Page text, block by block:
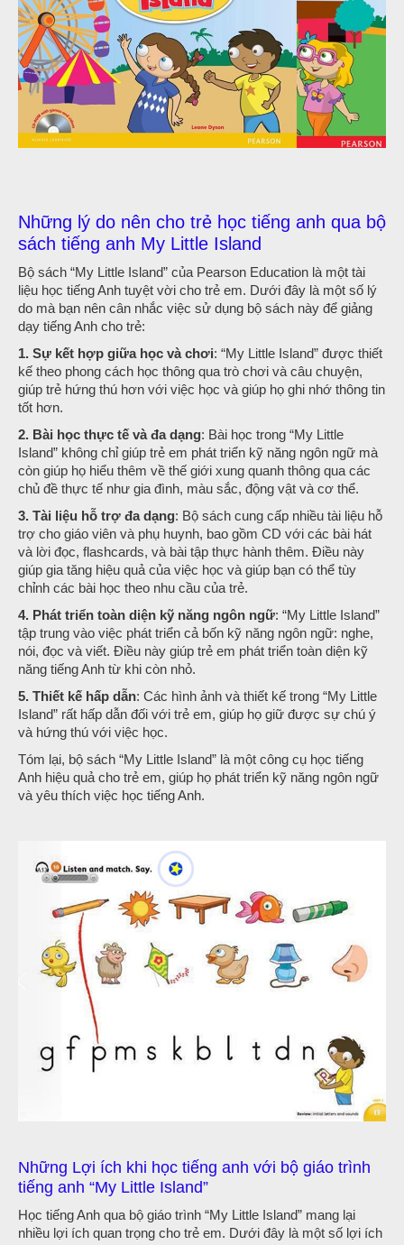
Những lý do nên cho trẻ học tiếng anh qua bộ
sách tiếng anh My Little Island
Bộ sách “My Little Island” của Pearson Education là một tài
liệu học tiếng Anh tuyệt vời cho trẻ em. Dưới đây là một số lý
do mà bạn nên cân nhắc việc sử dụng bộ sách này để giảng
dạy tiếng Anh cho trẻ:
1. Sự kết hợp giữa học và chơi: “My Little Island” được thiết
kế theo phong cách học thông qua trò chơi và câu chuyện,
giúp trẻ hứng thú hơn với việc học và giúp họ ghi nhớ thông tin
tốt hơn.
2. Bài học thực tế và đa dạng: Bài học trong “My Little
Island” không chỉ giúp trẻ em phát triển kỹ năng ngôn ngữ mà
còn giúp họ hiểu thêm về thế giới xung quanh thông qua các
chủ đề thực tế như gia đình, màu sắc, động vật và cơ thể.
3. Tài liệu hỗ trợ đa dạng: Bộ sách cung cấp nhiều tài liệu hỗ
trợ cho giáo viên và phụ huynh, bao gồm CD với các bài hát
và lời đọc, flashcards, và bài tập thực hành thêm. Điều này
giúp gia tăng hiệu quả của việc học và giúp bạn có thể tùy
chỉnh các bài học theo nhu cầu của trẻ.
4. Phát triển toàn diện kỹ năng ngôn ngữ: “My Little Island”
tập trung vào việc phát triển cả bốn kỹ năng ngôn ngữ: nghe,
nói, đọc và viết. Điều này giúp trẻ em phát triển toàn diện kỹ
năng tiếng Anh từ khi còn nhỏ.
5. Thiết kế hấp dẫn: Các hình ảnh và thiết kế trong “My Little
Island” rất hấp dẫn đối với trẻ em, giúp họ giữ được sự chú ý
và hứng thú với việc học.
Tóm lại, bộ sách “My Little Island” là một công cụ học tiếng
Anh hiệu quả cho trẻ em, giúp họ phát triển kỹ năng ngôn ngữ
và yêu thích việc học tiếng Anh.
Những Lợi ích khi học tiếng anh với bộ giáo trình
tiếng anh “My Little Island”
Học tiếng Anh qua bộ giáo trình “My Little Island” mang lại
nhiều lợi ích quan trọng cho trẻ em. Dưới đây là một số lợi ích